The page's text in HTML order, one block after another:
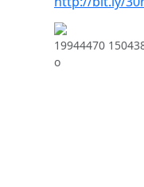
19944470
o